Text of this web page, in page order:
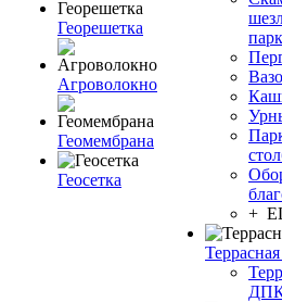
Георешетка
Агроволокно
Геомембрана
Геосетка
+